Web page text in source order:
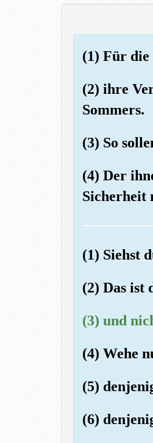
(1) Für
(2) ihre
Sommers.
(3) So
(4) Der
Sicherheit
(1) Siehst
(2) Das ist
(3) und
(4) Wehe
(5)
(6)